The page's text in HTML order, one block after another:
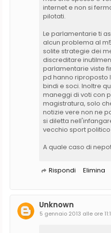
internet e non si
pilotati.
Le parlamentarie ti
alcun problema al
solite strategie dei
discreditare
parlamentarie viste
pd hanno riproposto
bindi e soci. Inoltre
maneggi di voti con
magistratura, solo
notizie vere non ne
si diletta
vecchio sport
A quale caso di
Rispondi Elimina
Unknown
5 gennaio 2013 alle ore